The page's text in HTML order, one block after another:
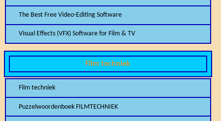
The Best Free Video-Editing Software
Visual Effects (VFX) Software for Film & TV
Film techniek
Film techniek
Puzzelwoordenboek FILMTECHNIEK